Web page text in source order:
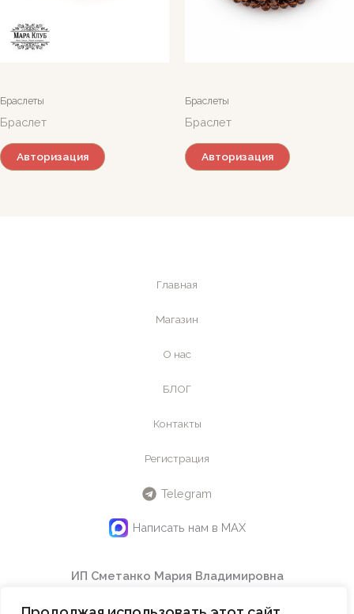
Браслеты
Браслет
Авторизация
Браслеты
Браслет
Авторизация
Главная
Магазин
О нас
БЛОГ
Контакты
Регистрация
Telegram
Написать нам в MAX
ИП Сметанко Мария Владимировна